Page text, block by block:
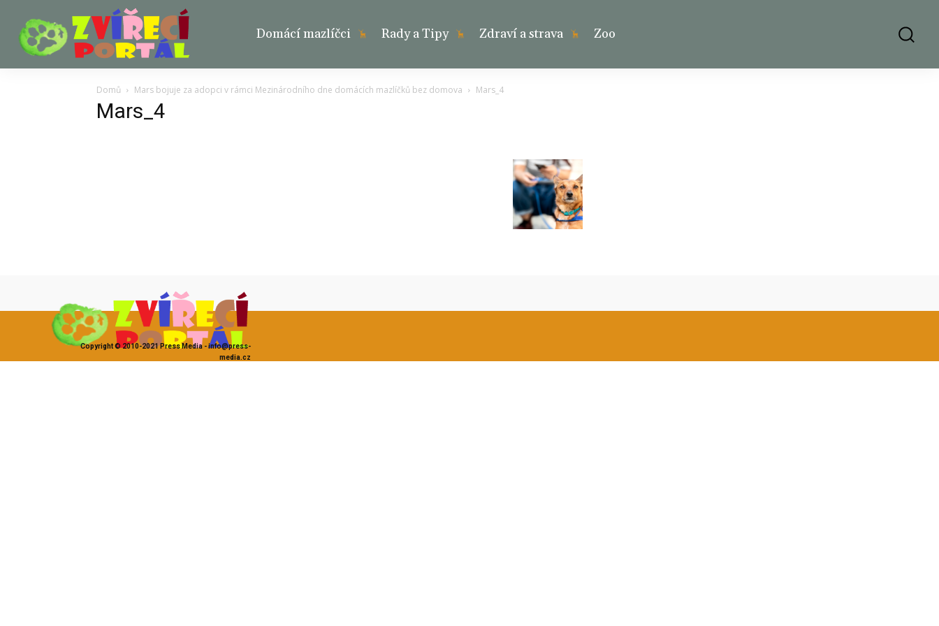
Domácí mazlíčci Rady a Tipy Zdraví a strava Zoo
Domů Mars bojuje za adopci v rámci Mezinárodního dne domácích mazlíčků bez domova Mars_4
Mars_4
Copyright © 2010-2021 Press Media - info@press-
media.cz